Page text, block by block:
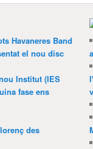
Havaneres Band
el nou disc
Institut (IES
fase ens
des